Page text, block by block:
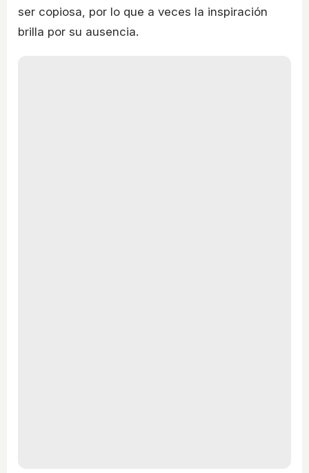
ser copiosa, por lo que a veces la inspiración
brilla por su ausencia.